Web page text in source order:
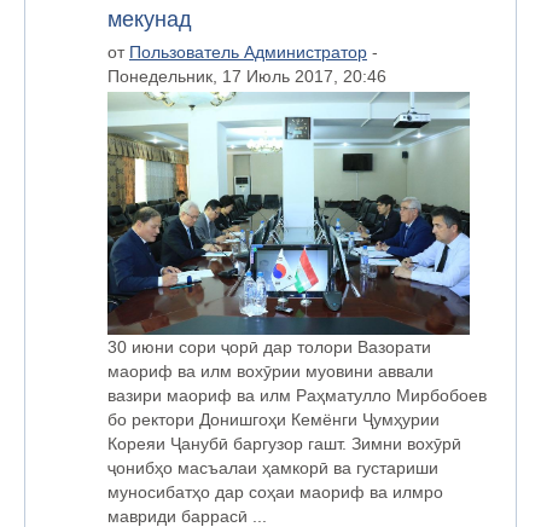
мекунад
от Пользователь Администратор -
Понедельник, 17 Июль 2017, 20:46
30 июни сори ҷорӣ дар толори Вазорати
маориф ва илм вохӯрии муовини аввали
вазири маориф ва илм Раҳматулло Мирбобоев
бо ректори Донишгоҳи Кемёнги Ҷумҳурии
Кореяи Ҷанубӣ баргузор гашт. Зимни вохӯрӣ
ҷонибҳо масъалаи ҳамкорӣ ва густариши
муносибатҳо дар соҳаи маориф ва илмро
мавриди баррасӣ ...